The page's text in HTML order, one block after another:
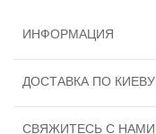
ИНФОРМАЦИЯ
ДОСТАВКА ПО КИЕВУ
СВЯЖИТЕСЬ С НАМИ